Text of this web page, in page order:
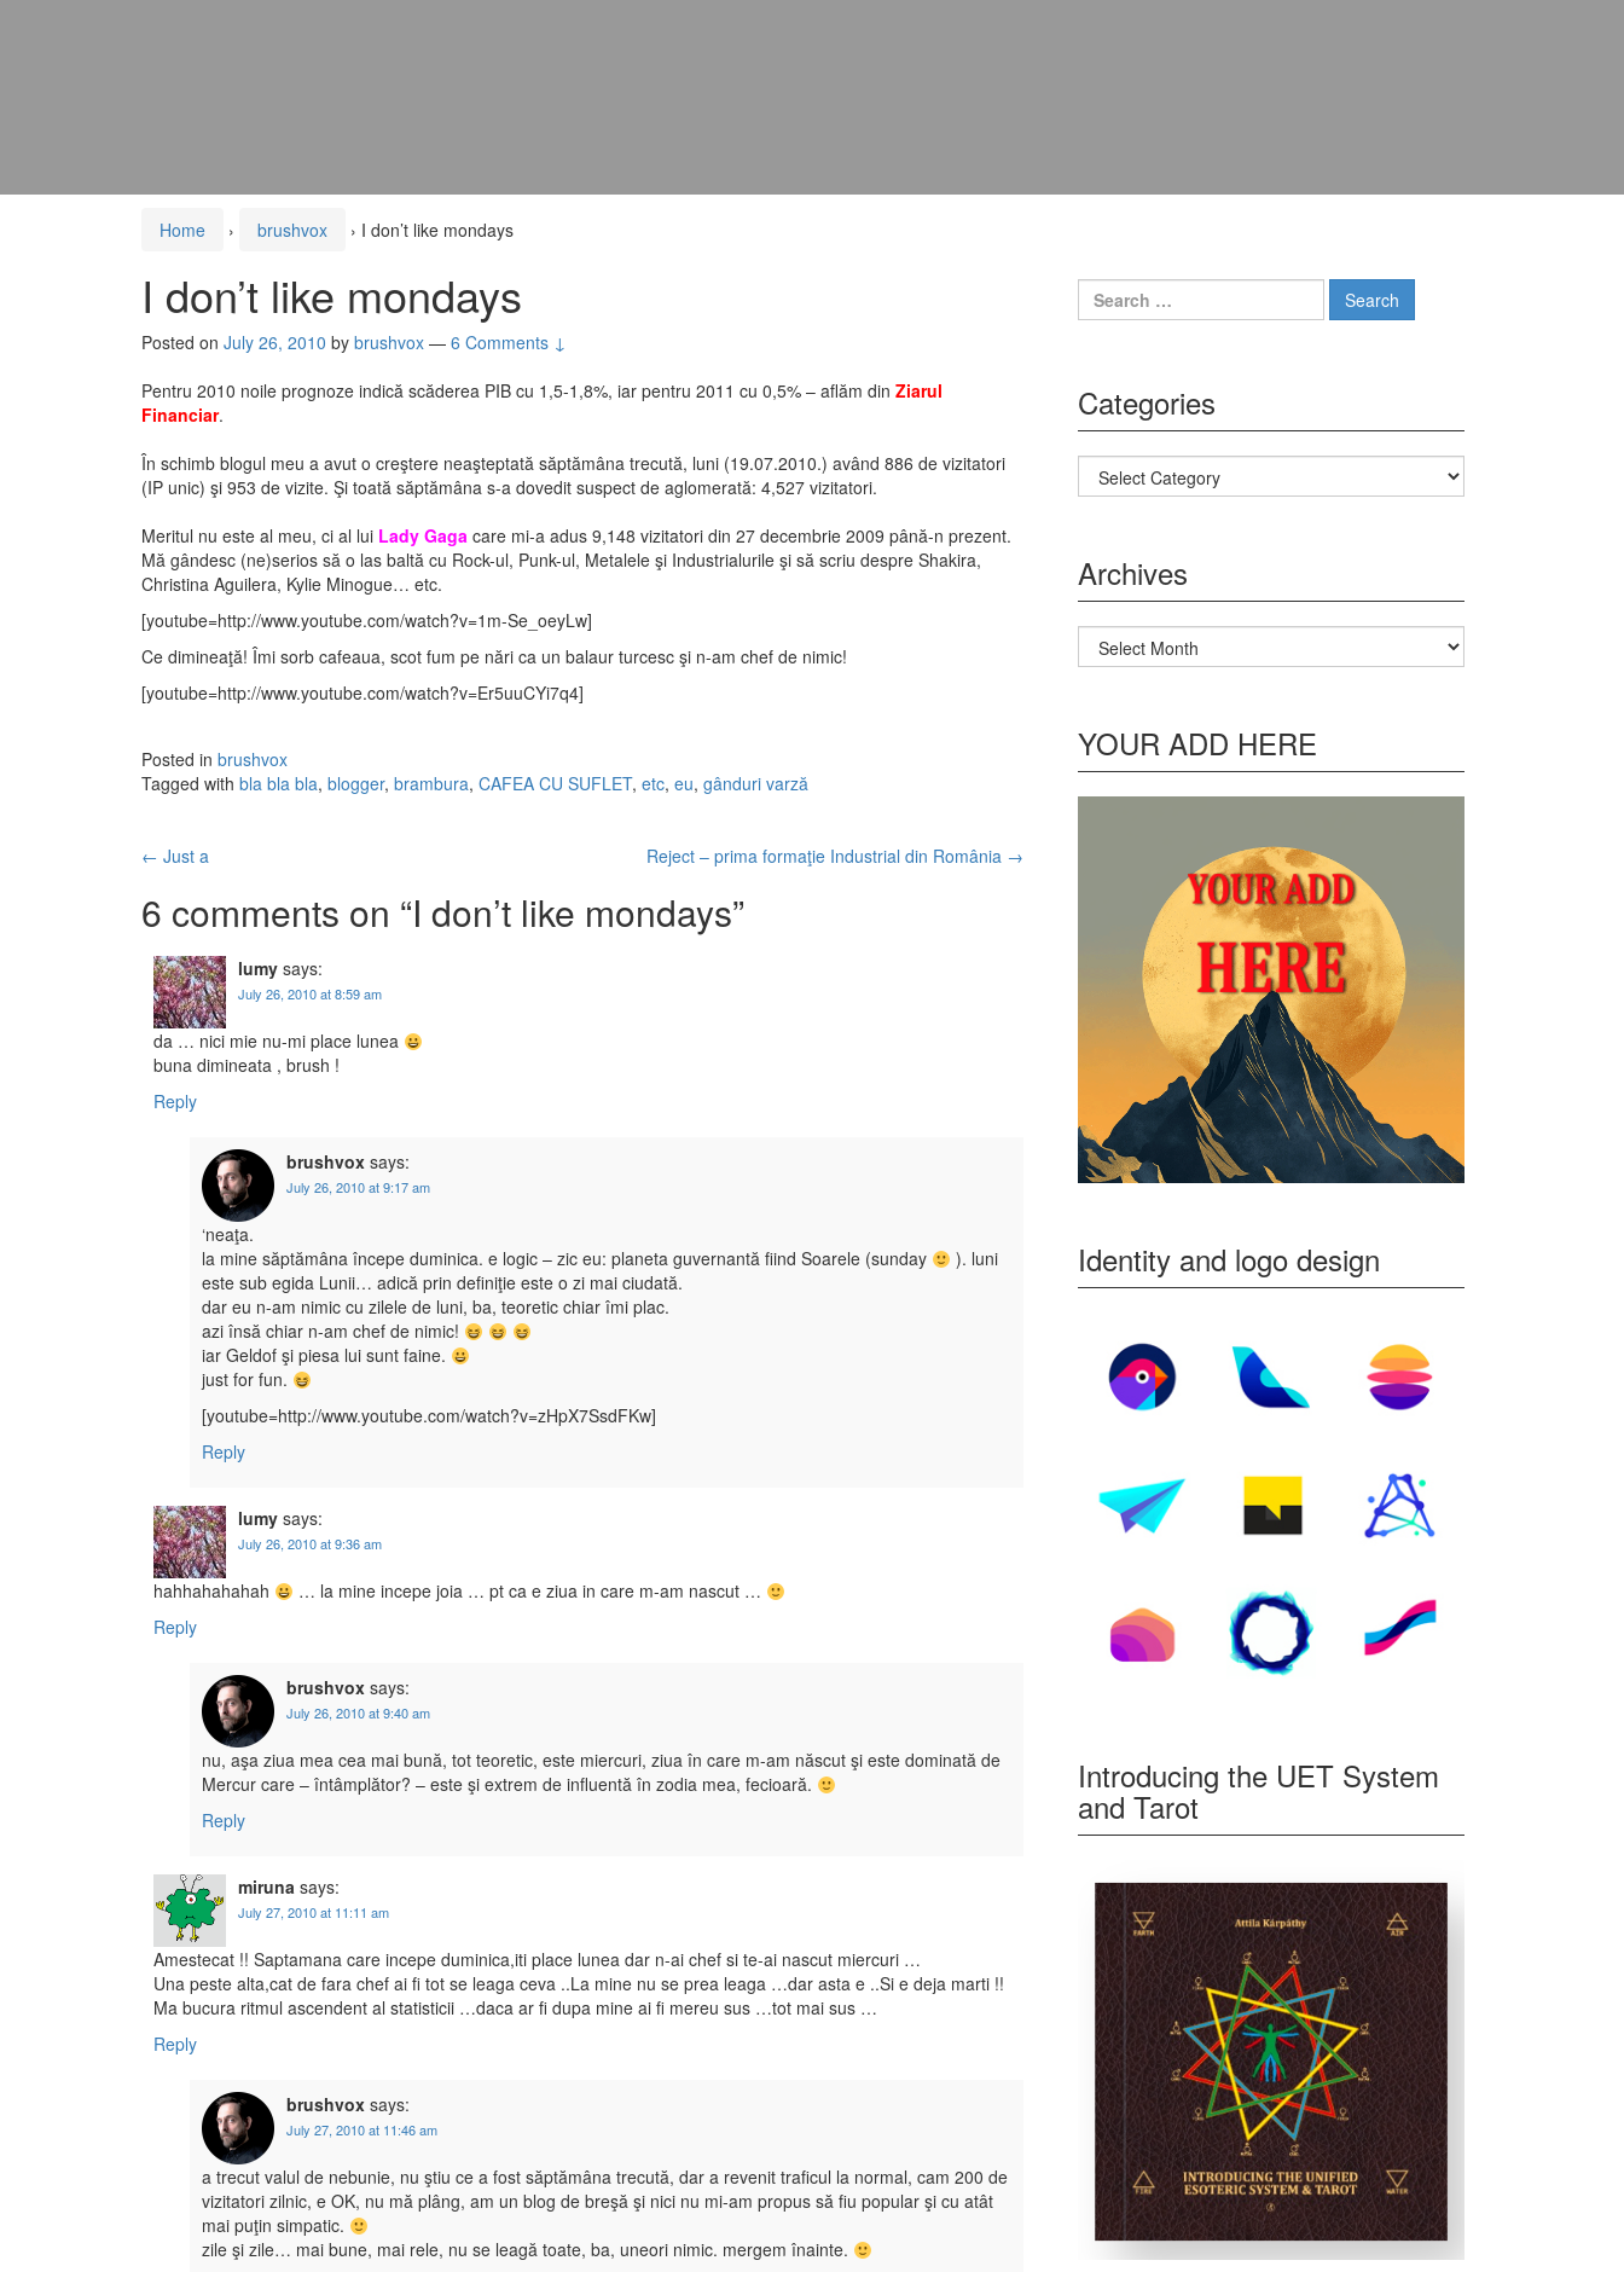
Home › brushvox › I don’t like mondays
I don’t like mondays
Posted on July 26, 2010 by brushvox — 6 Comments ↓
Pentru 2010 noile prognoze indică scăderea PIB cu 1,5-1,8%, iar pentru 2011 cu 0,5% – aflăm din Ziarul
Financiar.
În schimb blogul meu a avut o creştere neaşteptată săptămâna trecută, luni (19.07.2010.) având 886 de vizitatori
(IP unic) şi 953 de vizite. Şi toată săptămâna s-a dovedit suspect de aglomerată: 4,527 vizitatori.
Meritul nu este al meu, ci al lui Lady Gaga care mi-a adus 9,148 vizitatori din 27 decembrie 2009 până-n prezent.
Mă gândesc (ne)serios să o las baltă cu Rock-ul, Punk-ul, Metalele şi Industrialurile şi să scriu despre Shakira,
Christina Aguilera, Kylie Minogue… etc.
[youtube=http://www.youtube.com/watch?v=1m-Se_oeyLw]
Ce dimineaţă! Îmi sorb cafeaua, scot fum pe nări ca un balaur turcesc şi n-am chef de nimic!
[youtube=http://www.youtube.com/watch?v=Er5uuCYi7q4]
Posted in brushvox
Tagged with bla bla bla, blogger, brambura, CAFEA CU SUFLET, etc, eu, gânduri varză
Post navigation
← Just a Reject – prima formaţie Industrial din România →
6 comments on “I don’t like mondays”
lumy says:
July 26, 2010 at 8:59 am
da … nici mie nu-mi place lunea
buna dimineata , brush !
Reply
brushvox says:
July 26, 2010 at 9:17 am
‘neaţa.
la mine săptămâna începe duminica. e logic – zic eu: planeta guvernantă fiind Soarele (sunday
). luni
este sub egida Lunii… adică prin definiţie este o zi mai ciudată.
dar eu n-am nimic cu zilele de luni, ba, teoretic chiar îmi plac.
azi însă chiar n-am chef de nimic!
iar Geldof şi piesa lui sunt faine.
just for fun.
[youtube=http://www.youtube.com/watch?v=zHpX7SsdFKw]
Reply
lumy says:
July 26, 2010 at 9:36 am
hahhahahahah
… la mine incepe joia … pt ca e ziua in care m-am nascut …
Reply
brushvox says:
July 26, 2010 at 9:40 am
nu, aşa ziua mea cea mai bună, tot teoretic, este miercuri, ziua în care m-am născut şi este dominată de
Mercur care – întâmplător? – este şi extrem de influentă în zodia mea, fecioară.
Reply
miruna says:
July 27, 2010 at 11:11 am
Amestecat !! Saptamana care incepe duminica,iti place lunea dar n-ai chef si te-ai nascut miercuri …
Una peste alta,cat de fara chef ai fi tot se leaga ceva ..La mine nu se prea leaga …dar asta e ..Si e deja marti !!
Ma bucura ritmul ascendent al statisticii …daca ar fi dupa mine ai fi mereu sus …tot mai sus …
Reply
brushvox says:
July 27, 2010 at 11:46 am
a trecut valul de nebunie, nu ştiu ce a fost săptămâna trecută, dar a revenit traficul la normal, cam 200 de
vizitatori zilnic, e OK, nu mă plâng, am un blog de breşă şi nici nu mi-am propus să fiu popular şi cu atât
mai puţin simpatic.
zile şi zile… mai bune, mai rele, nu se leagă toate, ba, uneori nimic. mergem înainte.
Search for:
Categories
Categories
Archives
Archives
YOUR ADD HERE
Identity and logo design
Introducing the UET System
and Tarot